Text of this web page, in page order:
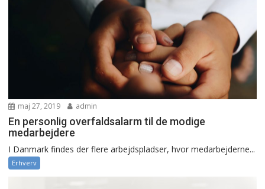
maj 27, 2019 admin
En personlig overfaldsalarm til de modige
medarbejdere
I Danmark findes der flere arbejdspladser, hvor medarbejderne...
Erhverv